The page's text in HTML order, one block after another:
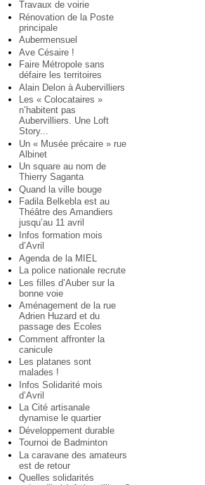
Travaux de voirie
Rénovation de la Poste
principale
Aubermensuel
Ave Césaire !
Faire Métropole sans
défaire les territoires
Alain Delon à Aubervilliers
Les « Colocataires »
n’habitent pas
Aubervilliers. Une Loft
Story...
Un « Musée précaire » rue
Albinet
Un square au nom de
Thierry Saganta
Quand la ville bouge
Fadila Belkebla est au
Théâtre des Amandiers
jusqu’au 11 avril
Infos formation mois
d’Avril
Agenda de la MIEL
La police nationale recrute
Les filles d’Auber sur la
bonne voie
Aménagement de la rue
Adrien Huzard et du
passage des Ecoles
Comment affronter la
canicule
Les platanes sont
malades !
Infos Solidarité mois
d’Avril
La Cité artisanale
dynamise le quartier
Développement durable
Tournoi de Badminton
La caravane des amateurs
est de retour
Quelles solidarités